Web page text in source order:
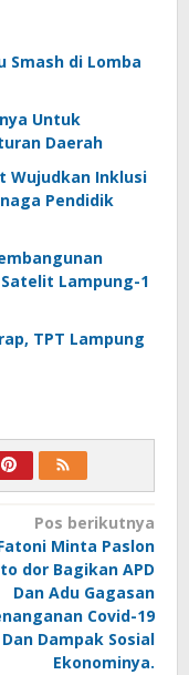
Smash di Lomba
Untuk
Daerah
Wujudkan Inklusi
Pendidik
Lampung-1
TPT Lampung
Pos berikutnya
Minta Paslon
dor Bagikan APD
Dan Adu Gagasan
Covid-19
Dan Dampak Sosial
Ekonominya.